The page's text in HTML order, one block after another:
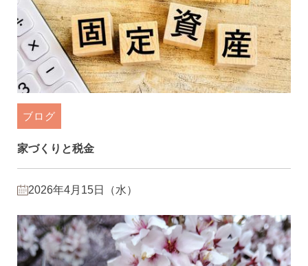
ブログ
家づくりと税金
2026年4月15日（水）